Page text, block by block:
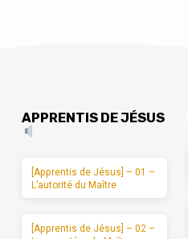
APPRENTIS DE JÉSUS
[Apprentis de Jésus] – 01 –
L’autorité du Maître
[Apprentis de Jésus] – 02 –